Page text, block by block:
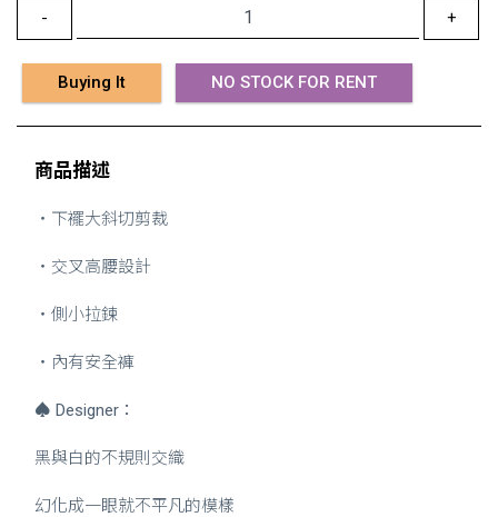
- +
Buying It NO STOCK FOR RENT
商品描述
・下襬大斜切剪裁
・交叉高腰設計
・側小拉鍊
・內有安全褲
♠ Designer：
黑與白的不規則交織
幻化成一眼就不平凡的模樣